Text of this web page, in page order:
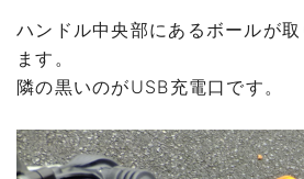
ハンドル中央部にあるボールが
ます。
隣の黒いのがUSB充電口です。